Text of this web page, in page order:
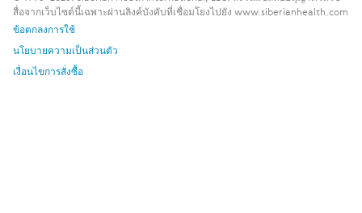
สื่อจากเว็บไซต์นี้เฉพาะผ่านลิงค์บังคับที่เชื่อมโยงไปยัง www.siberianhealth.com
ข้อตกลงการใช้
นโยบายความเป็นส่วนตัว
เงื่อนไขการสั่งซื้อ